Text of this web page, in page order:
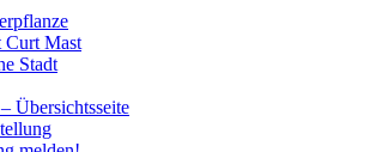
Mast
Stadt
Übersichtsseite